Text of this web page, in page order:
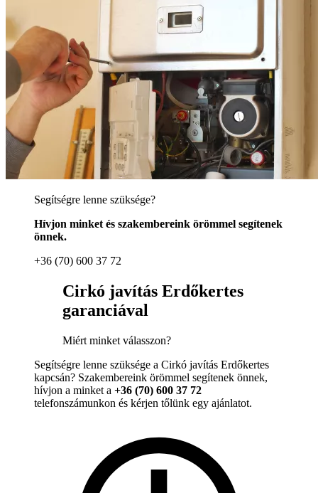
Segítségre lenne szüksége?
Hívjon minket és szakembereink örömmel segítenek
önnek.
+36 (70) 600 37 72
Cirkó javítás Erdőkertes
garanciával
Miért minket válasszon?
Segítségre lenne szüksége a Cirkó javítás Erdőkertes
kapcsán? Szakembereink örömmel segítenek önnek,
hívjon a minket a +36 (70) 600 37 72
telefonszámunkon és kérjen tőlünk egy ajánlatot.